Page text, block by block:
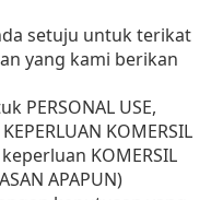
setuju untuk terikat
yang kami berikan
PERSONAL USE,
KOMERSIL
KOMERSIL
APAPUN)